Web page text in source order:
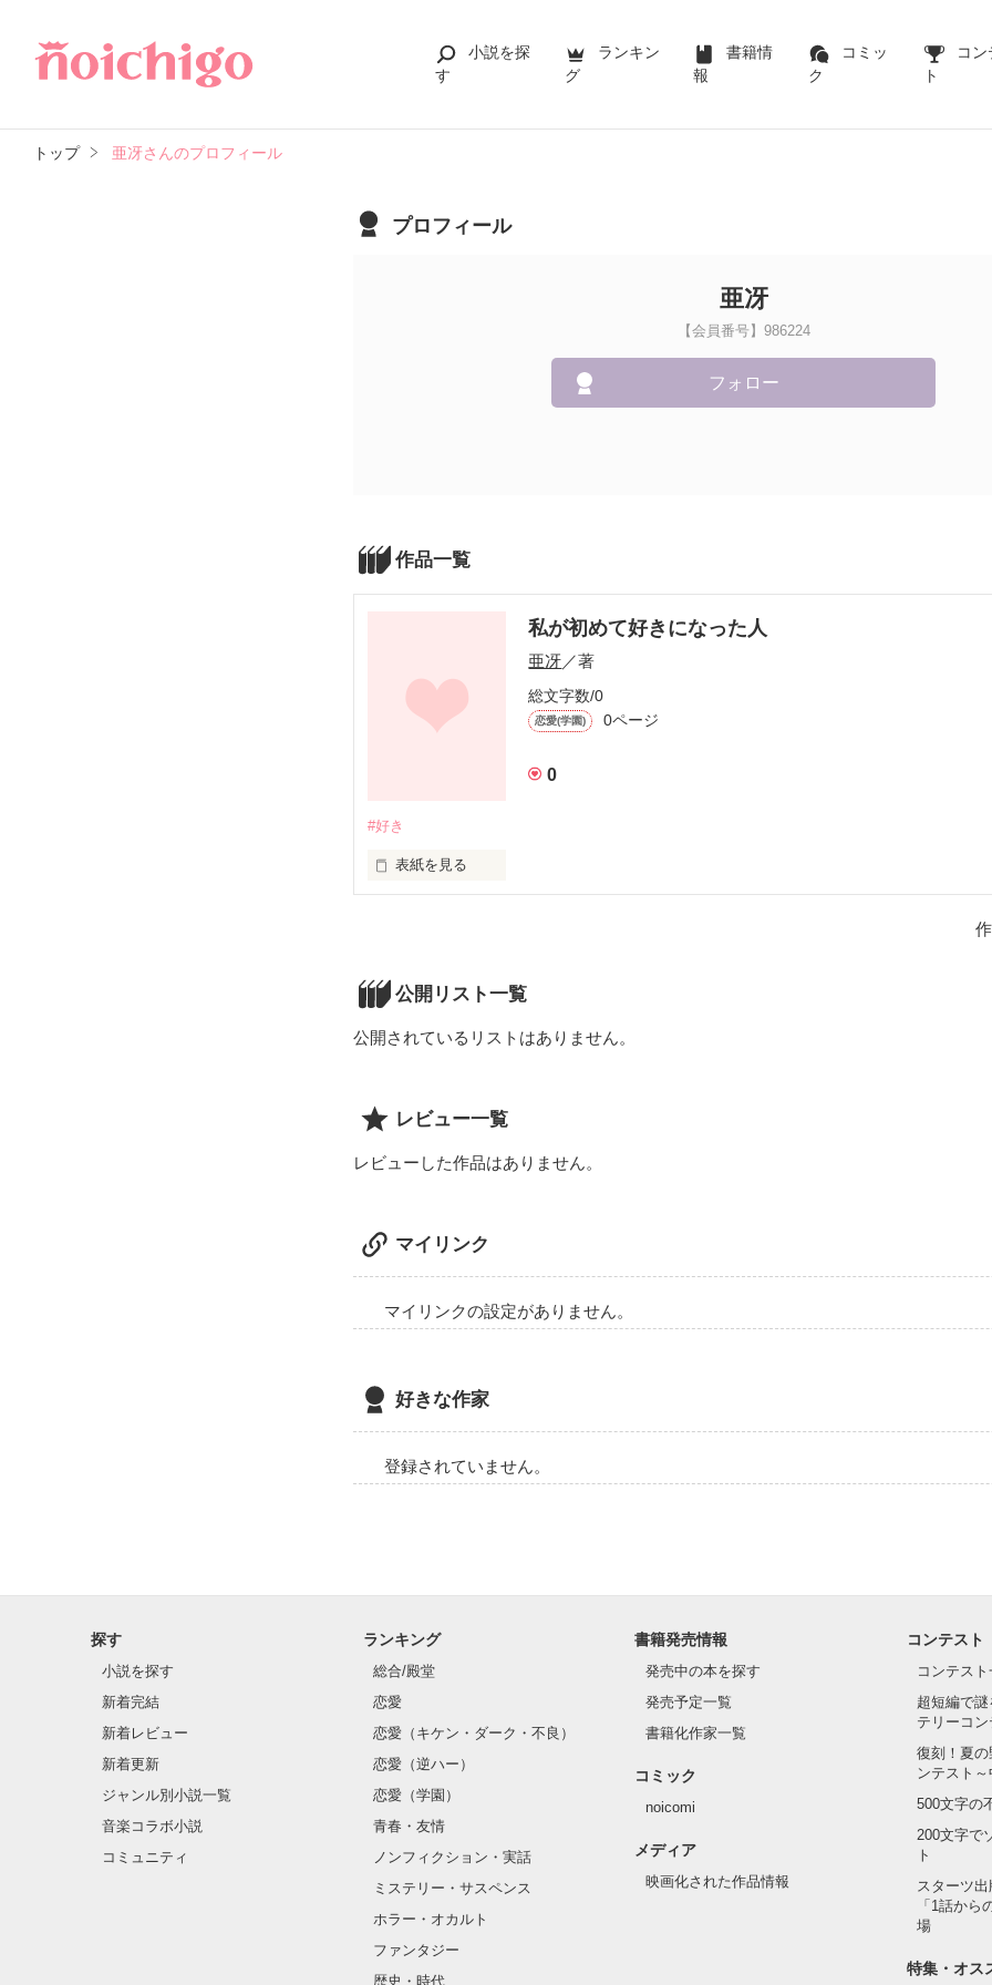
小説を探
す
ランキン
グ
書籍情
報
コミッ
ク
コン
ト
トップ 亜冴さんのプロフィール
プロフィール
亜冴
【会員番号】986224
フォロー
作品一覧
私が初めて好きになった人
亜冴／著
総文字数/0
恋愛(学園) 0ページ
0
#好き
表紙を見る
未だに彼氏がいなかった私...
周りの友達はカップルばかり、いいなぁ
って思わなかった。いつかは出来るそう思ってたから。
ももか『かほ〜おはよ〜♪』
ももか『何?じゃないでしょ〜!!かほ、いつになったら彼氏作るのよ…もぉ高校3年ラス
    私   『またその話か〜前にも言ったけど！別に急いで作ることないじゃん 、いつか出来るって〜』
ももか『もぉ〜すぐそう言うー!親友として言っとくけど、心配なの!かほ、はにゃーん
ももか『うん!はにゃーんってしてる!!!』
  私『そっか〜wwでも大丈夫♪変なやつと付き合ったりしない 、約束ww
    私『おはよ〜かなん』
かなん『おっはよ〜♪ねぇねぇ突然だけどさぁ聞いた??』
     私『??何を?』
かなん『今日さぁ新人の先生何人か来るんだけど〜その中でイケメンの先生がいるん
ももか『な〜んだその事かww  本当かなんイケメンに弱いよね〜w』
   私『けどいいの?彼氏、嫉妬するかもよ〜ww』
かなん『あーいいのいいのwwうちがイケメン好きてしってるからww』
そうして私達は話しながら教室へと向かっていったのはいいのだけど....
教室中も新人の先生の話でもちきりだった
私には関係ないのに....皆良く話すな..
そこまでイケメンがいいのかな〜って思ってた、全校集会が始まるまでは.......
公開リスト一覧
公開されているリストはありません。
レビュー一覧
レビューした作品はありません。
マイリンク
マイリンクの設定がありません。
好きな作家
登録されていません。
探す
小説を探す
新着完結
新着レビュー
新着更新
ジャンル別小説一覧
音楽コラボ小説
コミュニティ
ランキング
総合/殿堂
恋愛
恋愛（キケン・ダーク・不良）
恋愛（逆ハー）
恋愛（学園）
青春・友情
ノンフィクション・実話
ミステリー・サスペンス
ホラー・オカルト
ファンタジー
歴史・時代
書籍発売情報
発売中の本を探す
発売予定一覧
書籍化作家一覧
コミック
noicomi
メディア
映画化された作品情報
コンテスト
コンテスト
超短編で
テリーコン
復刻！夏
ンテスト
500文字の
200文字で
ト
スターツ
「1話から
場
特集・オス